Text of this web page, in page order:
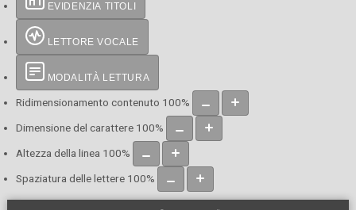
EVIDENZIA TITOLI
LETTORE VOCALE
MODALITÀ LETTURA
Ridimensionamento contenuto 100%
Dimensione del carattere 100%
Altezza della linea 100%
Spaziatura delle lettere 100%